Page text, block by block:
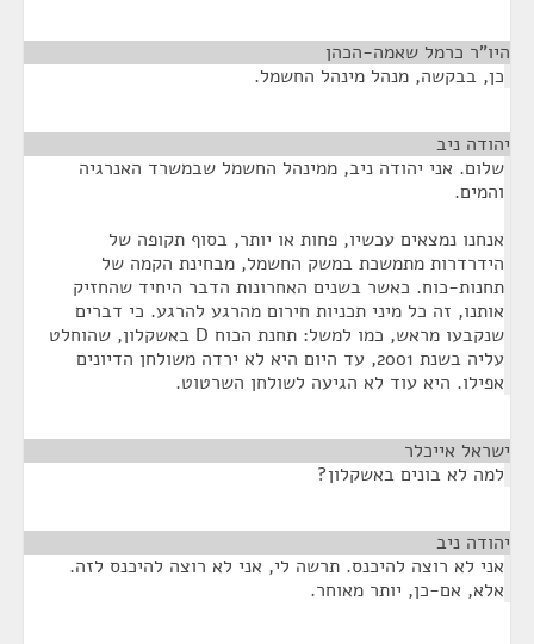
היו"ר כרמל שאמה-הכהן
כן, בבקשה, מנהל מינהל החשמל.
יהודה ניב
שלום. אני יהודה ניב, ממינהל החשמל שבמשרד האנרגיה
והמים.
אנחנו נמצאים עכשיו, פחות או יותר, בסוף תקופה של
הידרדרות מתמשכת במשק החשמל, מבחינת הקמה של
תחנות-כוח. כאשר בשנים האחרונות הדבר היחיד שהחזיק
אותנו, זה כל מיני תכניות חירום מהרגע להרגע. כי דברים
שנקבעו מראש, כמו למשל: תחנת הכוח D באשקלון, שהוחלט
עליה בשנת 2001, עד היום היא לא ירדה משולחן הדיונים
אפילו. היא עוד לא הגיעה לשולחן השרטוט.
ישראל אייכלר
למה לא בונים באשקלון?
יהודה ניב
אני לא רוצה להיכנס. תרשה לי, אני לא רוצה להיכנס לזה.
אלא, אם-כן, יותר מאוחר.